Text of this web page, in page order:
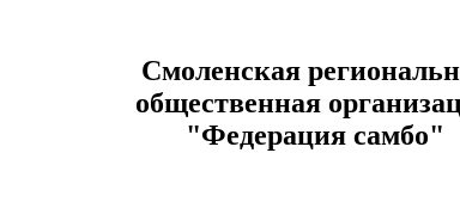
Смоленская
общественная
"Федерация самбо"